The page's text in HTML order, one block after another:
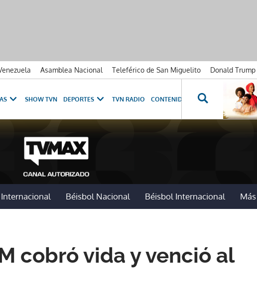
Asamblea Nacional Teleférico de San Miguelito
Donald Trump
SHOW TVN DEPORTES TVN RADIO CONTENIDOS ESPECIALES
Béisbol Nacional Béisbol Internacional
cobró vida y venció al